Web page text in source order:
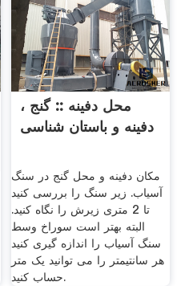
محل دفینه :: گنج ،
دفینه و باستان شناسی
مکان دفینه و محل گنج در سنگ
آسیاب. زیر سنگ را بررسی کنید
تا 2 متری زیرش را نگاه کنید.
البته بهتر است سوراخ وسط
سنگ آسیاب را اندازه گیری کنید
هر سانتیمتر را می توانید یک متر
حساب کنید.